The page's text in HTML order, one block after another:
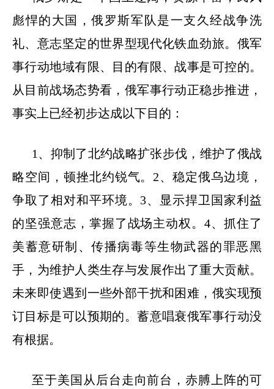
彪悍的大国，俄罗斯军队是一支久经战争洗
礼、意志坚定的世界型现代化铁血劲旅。俄军
事行动地域有限、目的有限、战事是可控的。
从目前战场态势看，俄军事行动正稳步推进，
事实上已经初步达成以下目的：
1 、抑制了北约战略扩张步伐，维护了俄战
略空间，顿挫北约锐气。 2、稳定俄乌边境，
争取了相对和平环境。 3、显示捍卫国家利益
的坚强意志，掌握了战场主动权。4、抓住了
美蓄意研制、传播病毒等生物武器的罪恶黑
手，为维护人类生存与发展作出了重大贡献。
未来即使遇到一些外部干扰和困难，俄实现预
订目标是可以预期的。蓄意唱衰俄军事行动没
有根据。
至于美国从后台走向前台，赤膊上阵的可